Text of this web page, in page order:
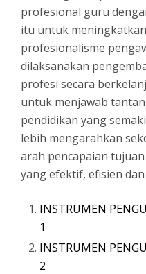
profesional guru
itu untuk meningkatkan
profesionalisme
dilaksanakan
profesi secara
untuk menjawab
pendidikan yang
lebih mengarahkan
arah pencapaian
yang efektif, efisien
INSTRUMEN
1
INSTRUMEN
2